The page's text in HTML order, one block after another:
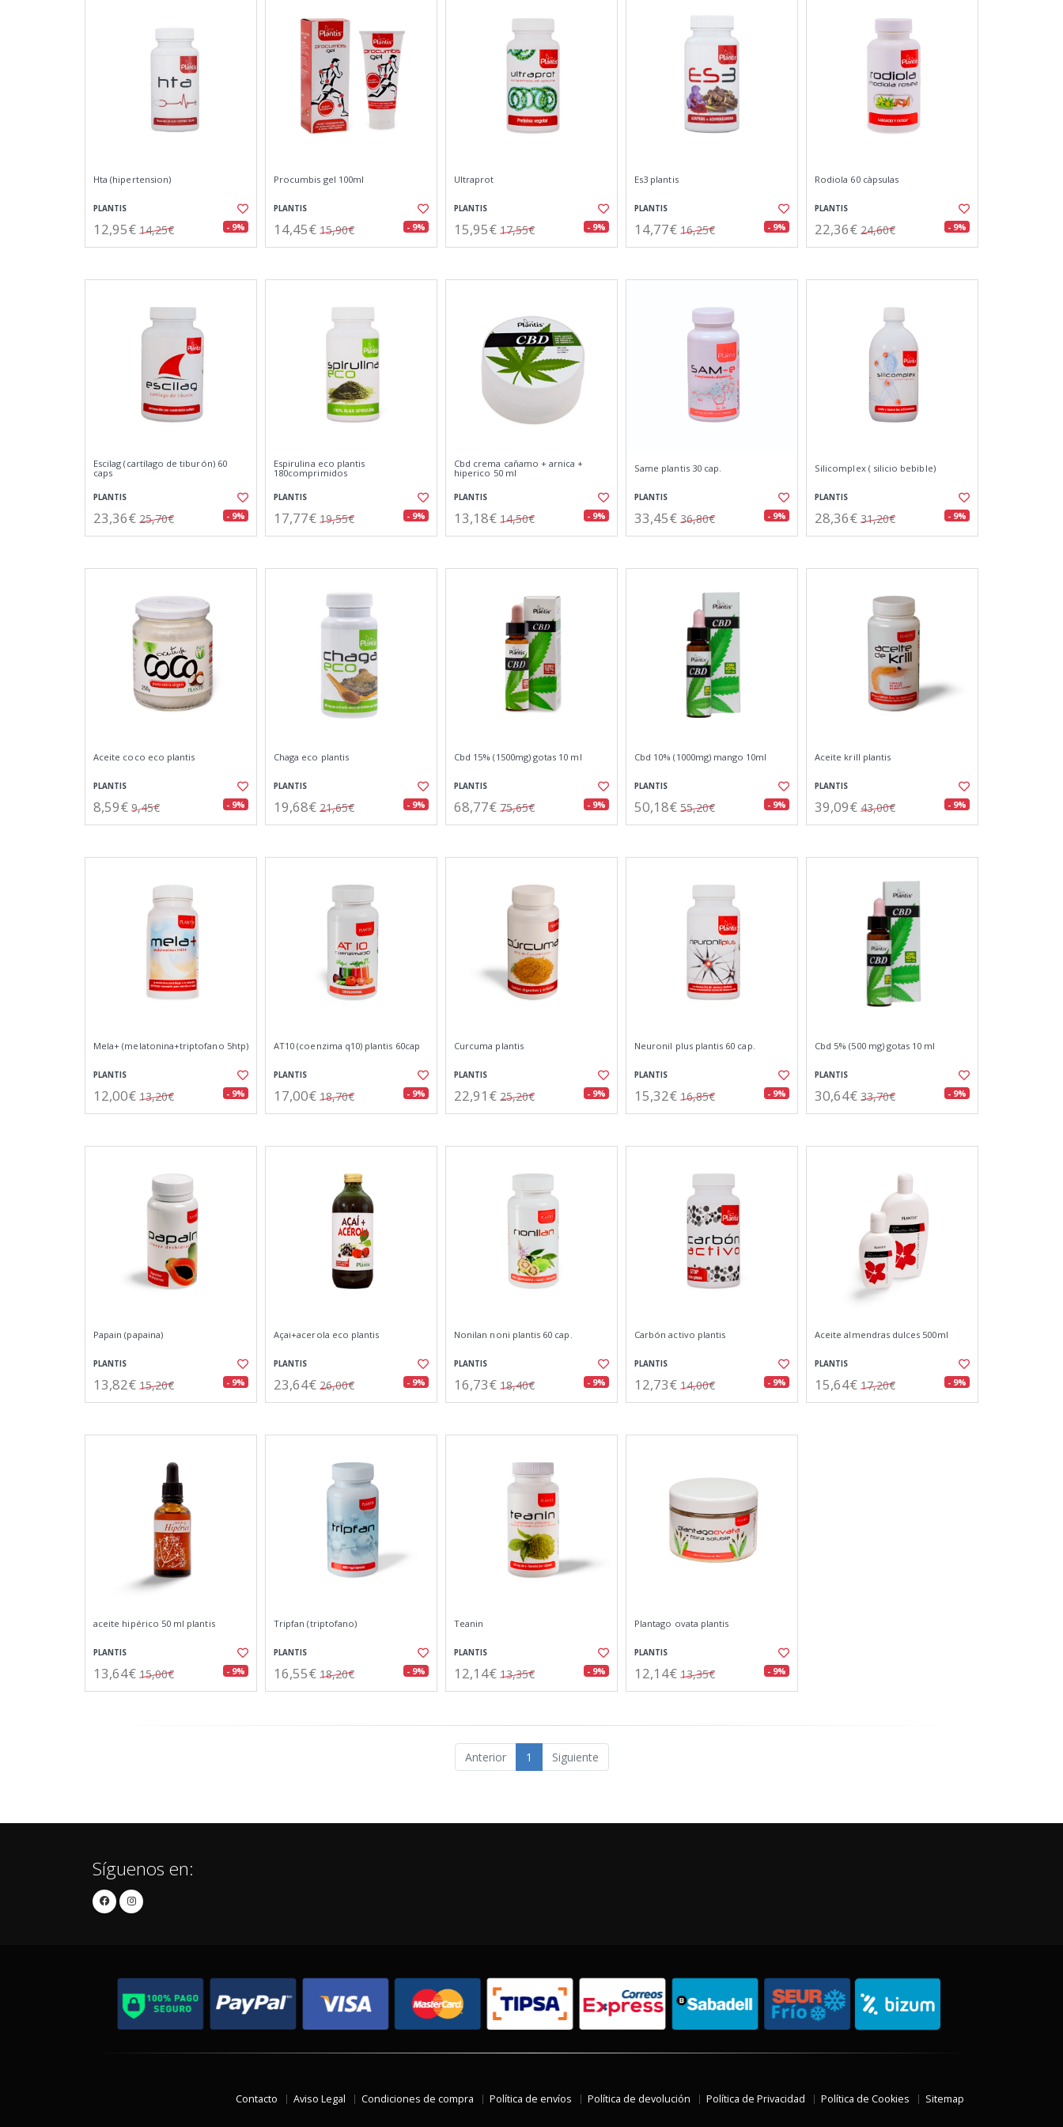
Hta (hipertension)
PLANTIS
12,95€ 14,25€ - 9%
Procumbis gel 100ml
PLANTIS
14,45€ 15,90€ - 9%
Ultraprot
PLANTIS
15,95€ 17,55€ - 9%
Es3 plantis
PLANTIS
14,77€ 16,25€ - 9%
Rodiola 60 càpsulas
PLANTIS
22,36€ 24,60€ - 9%
Escilag (cartílago de tiburón) 60
caps
PLANTIS
23,36€ 25,70€ - 9%
Espirulina eco plantis
180comprimidos
PLANTIS
17,77€ 19,55€ - 9%
Cbd crema cañamo + arnica +
hiperico 50 ml
PLANTIS
13,18€ 14,50€ - 9%
Same plantis 30 cap.
PLANTIS
33,45€ 36,80€ - 9%
Silicomplex ( silicio bebible)
PLANTIS
28,36€ 31,20€ - 9%
Aceite coco eco plantis
PLANTIS
8,59€ 9,45€ - 9%
Chaga eco plantis
PLANTIS
19,68€ 21,65€ - 9%
Cbd 15% (1500mg) gotas 10 ml
PLANTIS
68,77€ 75,65€ - 9%
Cbd 10% (1000mg) mango 10ml
PLANTIS
50,18€ 55,20€ - 9%
Aceite krill plantis
PLANTIS
39,09€ 43,00€ - 9%
Mela+ (melatonina+triptofano 5htp)
PLANTIS
12,00€ 13,20€ - 9%
AT10 (coenzima q10) plantis 60cap
PLANTIS
17,00€ 18,70€ - 9%
Curcuma plantis
PLANTIS
22,91€ 25,20€ - 9%
Neuronil plus plantis 60 cap.
PLANTIS
15,32€ 16,85€ - 9%
Cbd 5% (500 mg) gotas 10 ml
PLANTIS
30,64€ 33,70€ - 9%
Papain (papaina)
PLANTIS
13,82€ 15,20€ - 9%
Açai+acerola eco plantis
PLANTIS
23,64€ 26,00€ - 9%
Nonilan noni plantis 60 cap.
PLANTIS
16,73€ 18,40€ - 9%
Carbón activo plantis
PLANTIS
12,73€ 14,00€ - 9%
Aceite almendras dulces 500ml
PLANTIS
15,64€ 17,20€ - 9%
aceite hipérico 50 ml plantis
PLANTIS
13,64€ 15,00€ - 9%
Tripfan (triptofano)
PLANTIS
16,55€ 18,20€ - 9%
Teanin
PLANTIS
12,14€ 13,35€ - 9%
Plantago ovata plantis
PLANTIS
12,14€ 13,35€ - 9%
Anterior 1 Siguiente
Síguenos en:
Contacto Aviso Legal Condiciones de compra Política de envíos Política de devolución Política de Privacidad Política de Cookies Sitemap